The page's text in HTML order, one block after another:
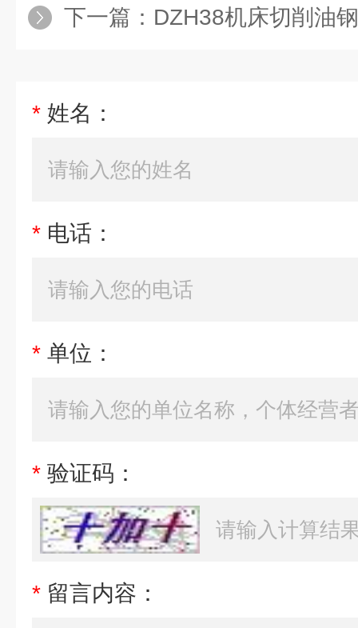
下一篇： DZH38机床切削油
* 姓名：
* 电话：
* 单位：
* 验证码：
* 留言内容：